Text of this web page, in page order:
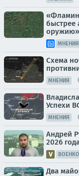
быстрее
оружию»
МНЕНИЯ
Схема
МНЕНИЯ
Успехи
МНЕНИЯ
Андрей
2026
Два